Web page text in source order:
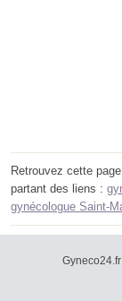
Retrouvez cette
partant des liens :
gynécologue Saint-